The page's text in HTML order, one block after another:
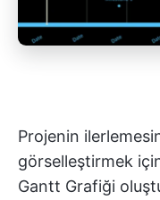
Projenin
görselleştirmek
Gantt Grafiği